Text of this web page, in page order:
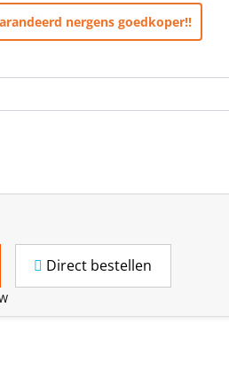
nergens goedkoper!!
Direct bestellen